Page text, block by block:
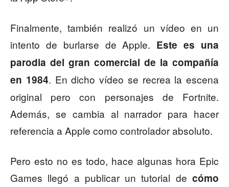
Finalmente, también realizó un vídeo en un
intento de burlarse de Apple. Este es una
parodia del gran comercial de la compañía
en 1984. En dicho vídeo se recrea la escena
original pero con personajes de Fortnite.
Además, se cambia al narrador para hacer
referencia a Apple como controlador absoluto.
Pero esto no es todo, hace algunas hora Epic
Games llegó a publicar un tutorial de cómo